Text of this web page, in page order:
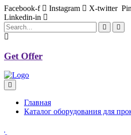
Facebook-f Instagram X-twitter
Linkedin-in
Get Offer
Главная
Каталог оборудования для